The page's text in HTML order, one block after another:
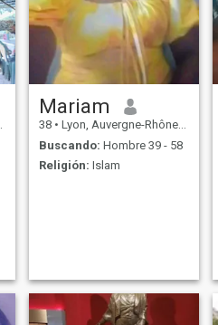
Mariam
38 • Lyon, Auvergne-Rhône-Alpes, Francia
Buscando: Hombre 39 - 58
Religión: Islam